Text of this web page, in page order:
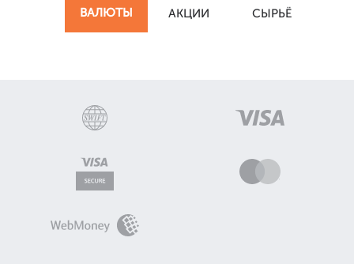
ВАЛЮТЫ АКЦИИ СЫРЬЁ